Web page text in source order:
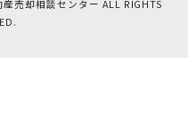
売却相談センター ALL RIGHTS